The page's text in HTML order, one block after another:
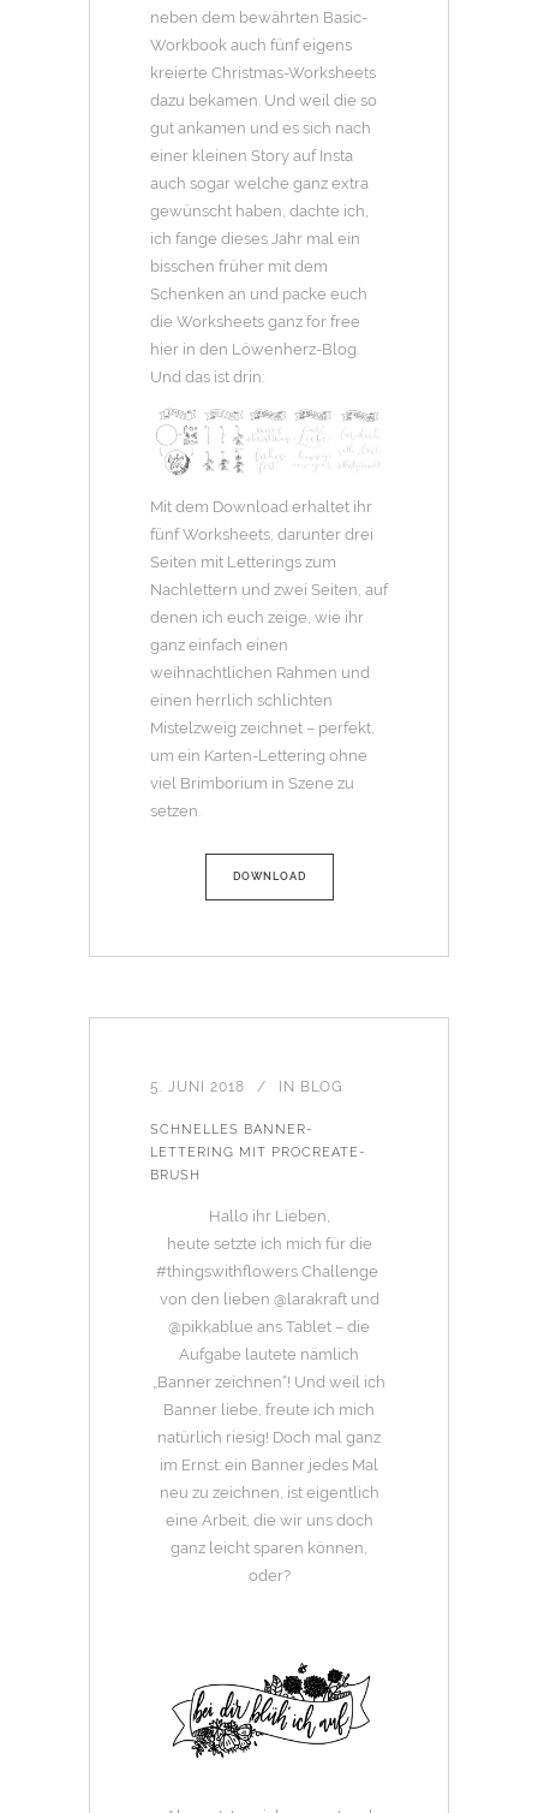
neben dem bewährten Basic-
Workbook auch fünf eigens
kreierte Christmas-Worksheets
dazu bekamen. Und weil die so
gut ankamen und es sich nach
einer kleinen Story auf Insta
auch sogar welche ganz extra
gewünscht haben, dachte ich,
ich fange dieses Jahr mal ein
bisschen früher mit dem
Schenken an und packe euch
die Worksheets ganz for free
hier in den Löwenherz-Blog.
Und das ist drin:
Mit dem Download erhaltet ihr
fünf Worksheets, darunter drei
Seiten mit Letterings zum
Nachlettern und zwei Seiten, auf
denen ich euch zeige, wie ihr
ganz einfach einen
weihnachtlichen Rahmen und
einen herrlich schlichten
Mistelzweig zeichnet – perfekt,
um ein Karten-Lettering ohne
viel Brimborium in Szene zu
setzen.
DOWNLOAD
5. JUNI 2018 IN BLOG
SCHNELLES BANNER-
LETTERING MIT PROCREATE-
BRUSH
Hallo ihr Lieben,
heute setzte ich mich für die
#thingswithflowers Challenge
von den lieben @larakraft und
@pikkablue ans Tablet – die
Aufgabe lautete nämlich
„Banner zeichnen“! Und weil ich
Banner liebe, freute ich mich
natürlich riesig! Doch mal ganz
im Ernst: ein Banner jedes Mal
neu zu zeichnen, ist eigentlich
eine Arbeit, die wir uns doch
ganz leicht sparen können,
oder?